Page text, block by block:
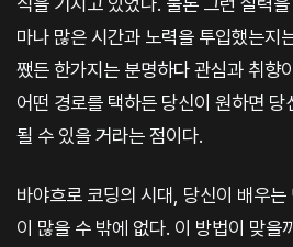
마나 많은 시간과 노력을 투입했는지
쨌든 한가지는 분명하다 관심과 취향
어떤 경로를 택하든 당신이 원하면
될 수 있을 거라는 점이다.
바야흐로 코딩의 시대, 당신이 배우
이 많을 수 밖에 없다. 이 방법이 맞을